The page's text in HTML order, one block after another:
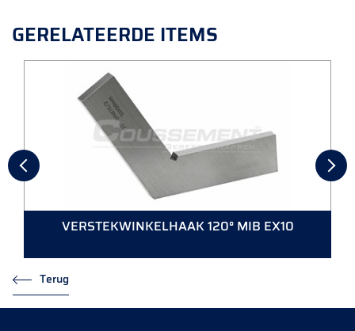
GERELATEERDE ITEMS
VERSTEKWINKELHAAK 120° MIB EX10
Terug